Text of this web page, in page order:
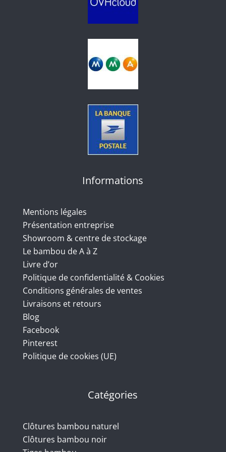
Informations
Mentions légales
Présentation entreprise
Showroom & centre de stockage
Le bambou de A à Z
Livre d’or
Politique de confidentialité & Cookies
Conditions générales de ventes
Livraisons et retours
Blog
Facebook
Pinterest
Politique de cookies (UE)
Catégories
Clôtures bambou naturel
Clôtures bambou noir